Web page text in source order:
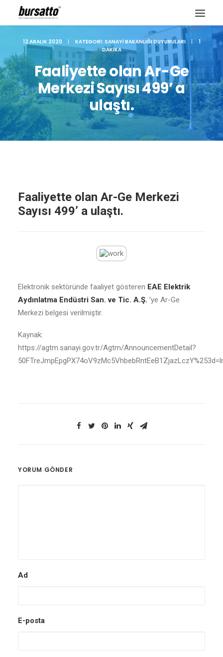
Site içi arama
12 ARALIK 2020 | KATEGORI: SANAYI BAKANLIĞI DUYURULARI |
1
DAKIKA
Faaliyette olan Ar-Ge
Merkezi Sayısı 499’ a
ulaştı.
Faaliyette olan Ar-Ge Merkezi
Sayısı 499’ a ulaştı.
Elektronik sektöründe faaliyet gösteren EAE Elektrik
Aydınlatma Endüstri San. ve Tic. A.Ş. ’ye Ar-Ge
Merkezi belgesi verilmiştir.
Kaynak:
https://agtm.sanayi.gov.tr/Agtm/AnnouncementDetail?
YORUM GÖNDER
Ad
E-posta